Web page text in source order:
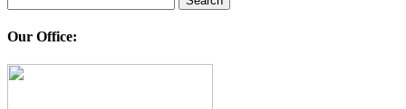
for:
Our Office: